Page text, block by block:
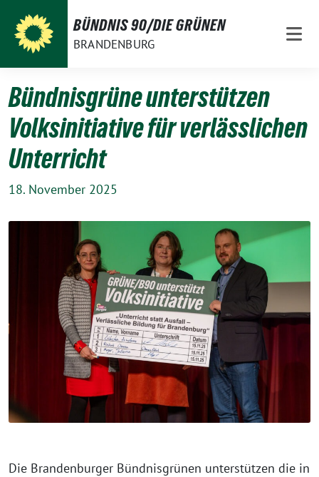
zum
Inhalt
BÜNDNIS 90/DIE GRÜNEN
BRANDENBURG
Bündnisgrüne unterstützen
Volksinitiative für verlässlichen
Unterricht
18. November 2025
Die Brandenburger Bündnisgrünen unterstützen die in